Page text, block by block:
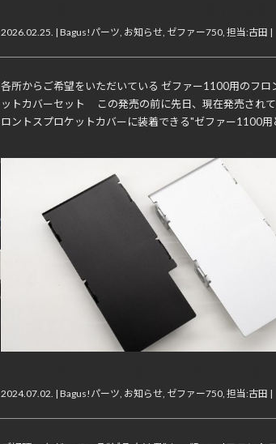
2026.02.25. | Bagus!パーツ お知らせ, ゼファー750, 担当:古田 |
各所からご希望をいただいている ゼファー1100用のフロ
ットカバーセット この発売の前に先日、現在発売され
ロントスプロケットカバーに装着できる"ゼファー1100用
2024.07.02. | Bagus!パーツ, お知らせ, ゼファー750, 担当:古田 |